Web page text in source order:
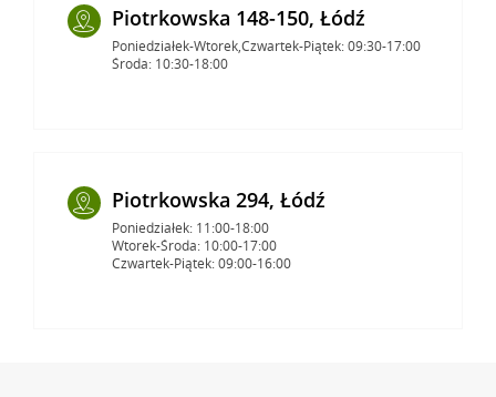
Piotrkowska 148-150, Łódź
Poniedziałek-Wtorek,Czwartek-Piątek: 09:30-17:00
Środa: 10:30-18:00
Piotrkowska 294, Łódź
Poniedziałek: 11:00-18:00
Wtorek-Środa: 10:00-17:00
Czwartek-Piątek: 09:00-16:00